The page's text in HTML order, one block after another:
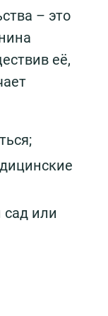
– это
её,
сад или